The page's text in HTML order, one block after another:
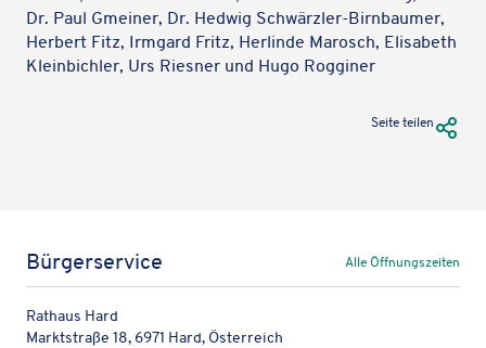
Dr. Paul Gmeiner, Dr. Hedwig Schwärz­ler-Birn­bau­mer,
Herbert Fitz, Irmgard Fritz, Herlinde Marosch, Elisa­beth
Klein­bich­ler, Urs Riesner und Hugo Rogginer
Seite teilen URL
Bürgerservice Alle Öffnungszeiten
Rathaus Hard
Marktstraße 18, 6971 Hard, Österreich